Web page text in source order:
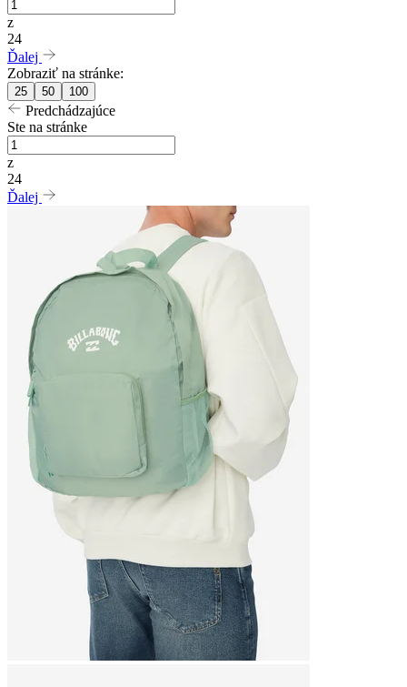
z
24
Ďalej
Zobraziť na stránke:
25 50 100
Predchádzajúce
Ste na stránke
z
24
Ďalej